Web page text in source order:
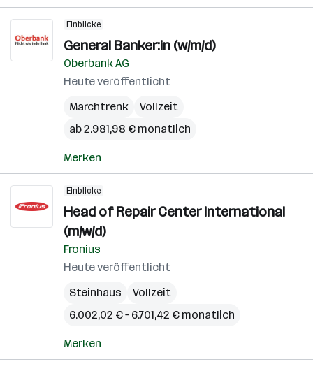
Einblicke
General Banker:in (w/m/d)
Oberbank AG
Heute veröffentlicht
Marchtrenk
Vollzeit
ab 2.981,98 € monatlich
Merken
Einblicke
Head of Repair Center International
(m/w/d)
Fronius
Heute veröffentlicht
Steinhaus
Vollzeit
6.002,02 € – 6.701,42 € monatlich
Merken